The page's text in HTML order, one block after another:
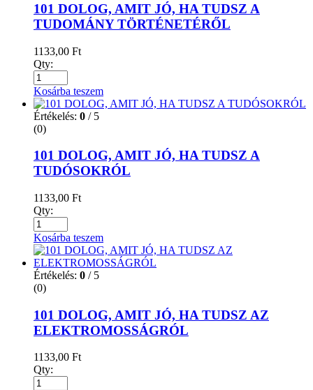
101 DOLOG, AMIT JÓ, HA TUDSZ A
TUDOMÁNY TÖRTÉNETÉRŐL
1133,00 Ft
Qty:
Kosárba teszem
Értékelés: 0 / 5
(0)
101 DOLOG, AMIT JÓ, HA TUDSZ A
TUDÓSOKRÓL
1133,00 Ft
Qty:
Kosárba teszem
Értékelés: 0 / 5
(0)
101 DOLOG, AMIT JÓ, HA TUDSZ AZ
ELEKTROMOSSÁGRÓL
1133,00 Ft
Qty: